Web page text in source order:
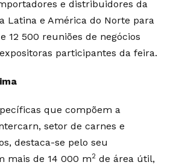
e distribuidores da
Latina e América do Norte para
12 500 reuniões de negócios
participantes da feira.
que compõem a
setor de carnes e
destaca-se pelo seu
mais de 14 000 m2 de área útil,